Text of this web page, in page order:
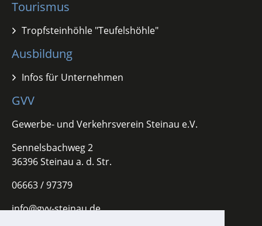
Tourismus
Tropfsteinhöhle "Teufelshöhle"
Ausbildung
Infos für Unternehmen
GVV
Gewerbe- und Verkehrsverein Steinau e.V.
Sennelsbachweg 2
36396 Steinau a. d. Str.
06663 / 97379
info@gvv-steinau.de